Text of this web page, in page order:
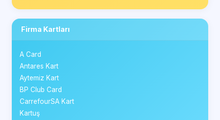
Firma Kartları
A Card
Antares Kart
Aytemiz Kart
BP Club Card
CarrefourSA Kart
Kartuş